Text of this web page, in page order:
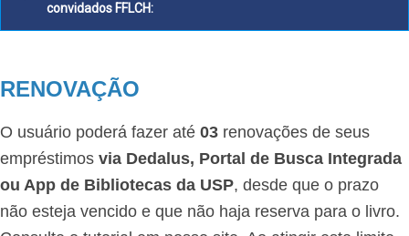
convidados FFLCH:
RENOVAÇÃO
O usuário poderá fazer até 03 renovações de seus
empréstimos via Dedalus, Portal de Busca Integrada
ou App de Bibliotecas da USP, desde que o prazo
não esteja vencido e que não haja reserva para o livro.